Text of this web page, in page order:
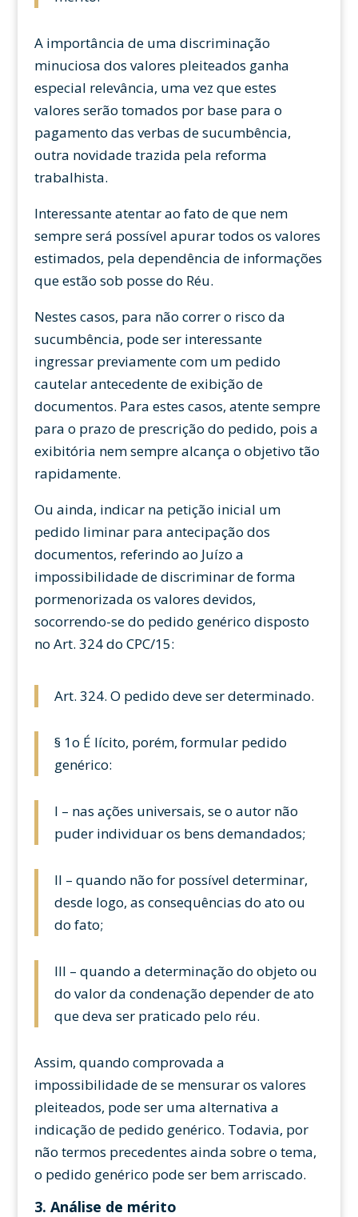
A importância de uma discriminação
minuciosa dos valores pleiteados ganha
especial relevância, uma vez que estes
valores serão tomados por base para o
pagamento das verbas de sucumbência,
outra novidade trazida pela reforma
trabalhista.
Interessante atentar ao fato de que nem
sempre será possível apurar todos os valores
estimados, pela dependência de informações
que estão sob posse do Réu.
Nestes casos, para não correr o risco da
sucumbência, pode ser interessante
ingressar previamente com um pedido
cautelar antecedente de exibição de
documentos. Para estes casos, atente sempre
para o prazo de prescrição do pedido, pois a
exibitória nem sempre alcança o objetivo tão
rapidamente.
Ou ainda, indicar na petição inicial um
pedido liminar para antecipação dos
documentos, referindo ao Juízo a
impossibilidade de discriminar de forma
pormenorizada os valores devidos,
socorrendo-se do pedido genérico disposto
no Art. 324 do CPC/15:
Art. 324. O pedido deve ser determinado.
§ 1o É lícito, porém, formular pedido
genérico:
I – nas ações universais, se o autor não
puder individuar os bens demandados;
II – quando não for possível determinar,
desde logo, as consequências do ato ou
do fato;
III – quando a determinação do objeto ou
do valor da condenação depender de ato
que deva ser praticado pelo réu.
Assim, quando comprovada a
impossibilidade de se mensurar os valores
pleiteados, pode ser uma alternativa a
indicação de pedido genérico. Todavia, por
não termos precedentes ainda sobre o tema,
o pedido genérico pode ser bem arriscado.
3. Análise de mérito